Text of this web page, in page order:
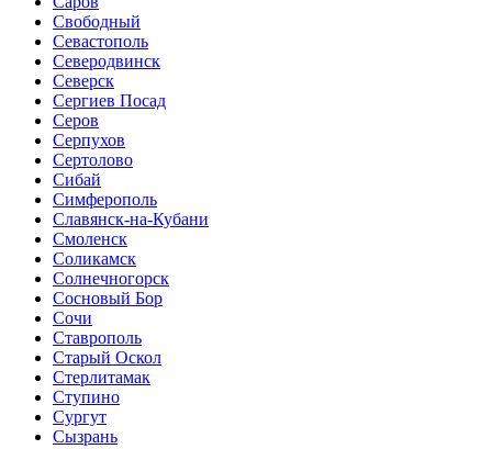
Свободный
Севастополь
Северодвинск
Северск
Сергиев Посад
Серов
Серпухов
Сертолово
Сибай
Симферополь
Славянск-на-Кубани
Смоленск
Соликамск
Солнечногорск
Сосновый Бор
Сочи
Ставрополь
Старый Оскол
Стерлитамак
Ступино
Сургут
Сызрань